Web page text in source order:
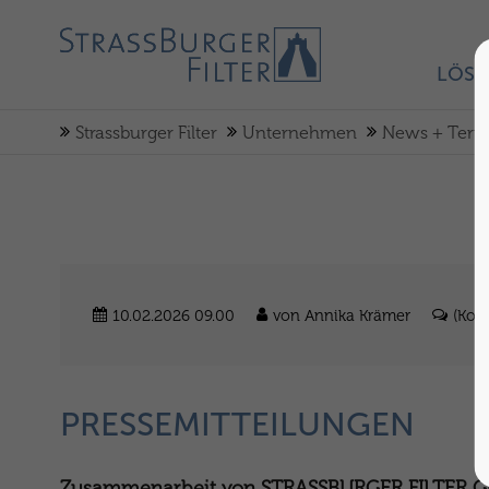
Strassburger Filter Unternehmen News +
10.02.2026 09.00 von Annika Krämer
PRESSEMITTEILUNGEN